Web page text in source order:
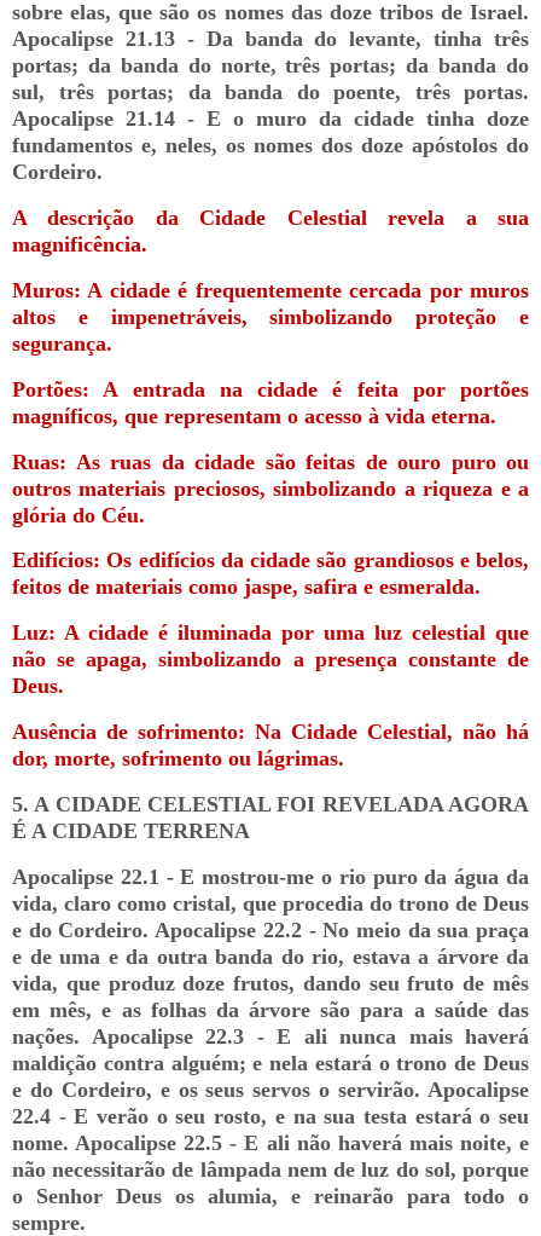
sobre elas, que são os nomes das doze tribos de Israel.
Apocalipse 21.13 - Da banda do levante, tinha três
portas; da banda do norte, três portas; da banda do
sul, três portas; da banda do poente, três portas.
Apocalipse 21.14 - E o muro da cidade tinha doze
fundamentos e, neles, os nomes dos doze apóstolos do
Cordeiro.
A descrição da Cidade Celestial revela a sua
magnificência.
Muros: A cidade é frequentemente cercada por muros
altos e impenetráveis, simbolizando proteção e
segurança.
Portões: A entrada na cidade é feita por portões
magníficos, que representam o acesso à vida eterna.
Ruas: As ruas da cidade são feitas de ouro puro ou
outros materiais preciosos, simbolizando a riqueza e a
glória do Céu.
Edifícios: Os edifícios da cidade são grandiosos e belos,
feitos de materiais como jaspe, safira e esmeralda.
Luz: A cidade é iluminada por uma luz celestial que
não se apaga, simbolizando a presença constante de
Deus.
Ausência de sofrimento: Na Cidade Celestial, não há
dor, morte, sofrimento ou lágrimas.
5. A CIDADE CELESTIAL FOI REVELADA AGORA
É A CIDADE TERRENA
Apocalipse 22.1 - E mostrou-me o rio puro da água da
vida, claro como cristal, que procedia do trono de Deus
e do Cordeiro. Apocalipse 22.2 - No meio da sua praça
e de uma e da outra banda do rio, estava a árvore da
vida, que produz doze frutos, dando seu fruto de mês
em mês, e as folhas da árvore são para a saúde das
nações. Apocalipse 22.3 - E ali nunca mais haverá
maldição contra alguém; e nela estará o trono de Deus
e do Cordeiro, e os seus servos o servirão. Apocalipse
22.4 - E verão o seu rosto, e na sua testa estará o seu
nome. Apocalipse 22.5 - E ali não haverá mais noite, e
não necessitarão de lâmpada nem de luz do sol, porque
o Senhor Deus os alumia, e reinarão para todo o
sempre.